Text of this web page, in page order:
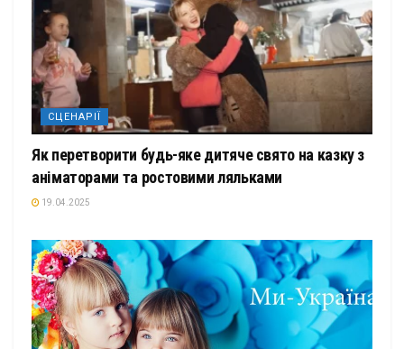
СЦЕНАРІЇ
Як перетворити будь-яке дитяче свято на казку з
аніматорами та ростовими ляльками
19.04.2025